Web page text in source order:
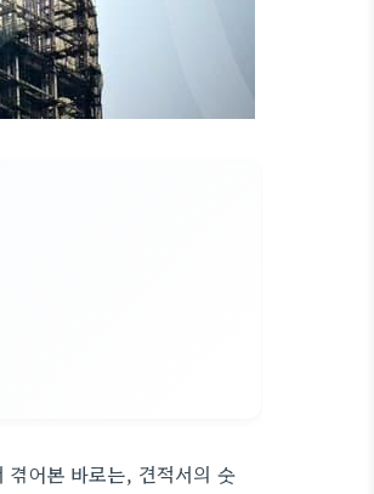
겪어본 바로는, 견적서의 숫